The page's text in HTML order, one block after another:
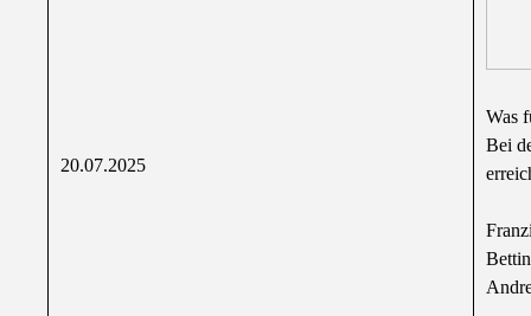
20.07.2025
Was
Bei